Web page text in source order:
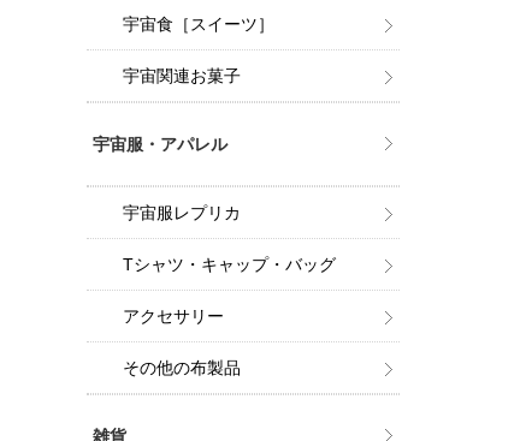
宇宙食［スイーツ］
宇宙関連お菓子
宇宙服・アパレル
宇宙服レプリカ
Tシャツ・キャップ・バッグ
アクセサリー
その他の布製品
雑貨